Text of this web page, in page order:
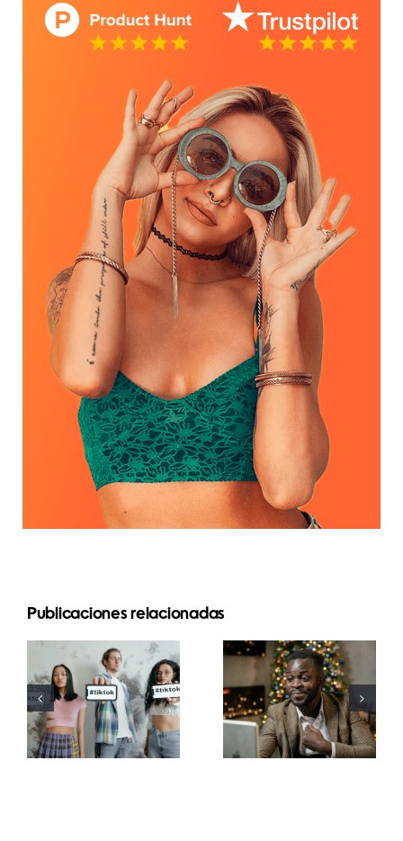
Publicaciones relacionadas
Mejores
aplicaciones
de edición
de video
para crear
masterpieces
Cómo
ocultar
seguidores
en LinkedIn
para
preservar la